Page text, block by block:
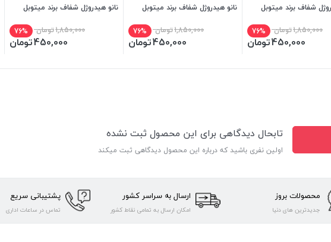
شفاف برند میتوبل
1,850,000تومان 76%
450,000تومان
نانو هیدروژل شفاف برند میتوبل
1,850,000تومان 76%
450,000تومان
نانو هیدروژل شفاف برند میتوبل
1,850,000تومان 76%
450,000تومان
تابحال دیدگاهی برای این محصول ثبت نشده
اولین نفری باشید که درباره این محصول دیدگاهی ثبت میکند
محصولات بروز
جدیدترین های دنیا
ارسال به سراسر کشور
امکان ارسال به تمامی نقاط کشور
پشتیبانی سریع
تماس در ساعات اداری